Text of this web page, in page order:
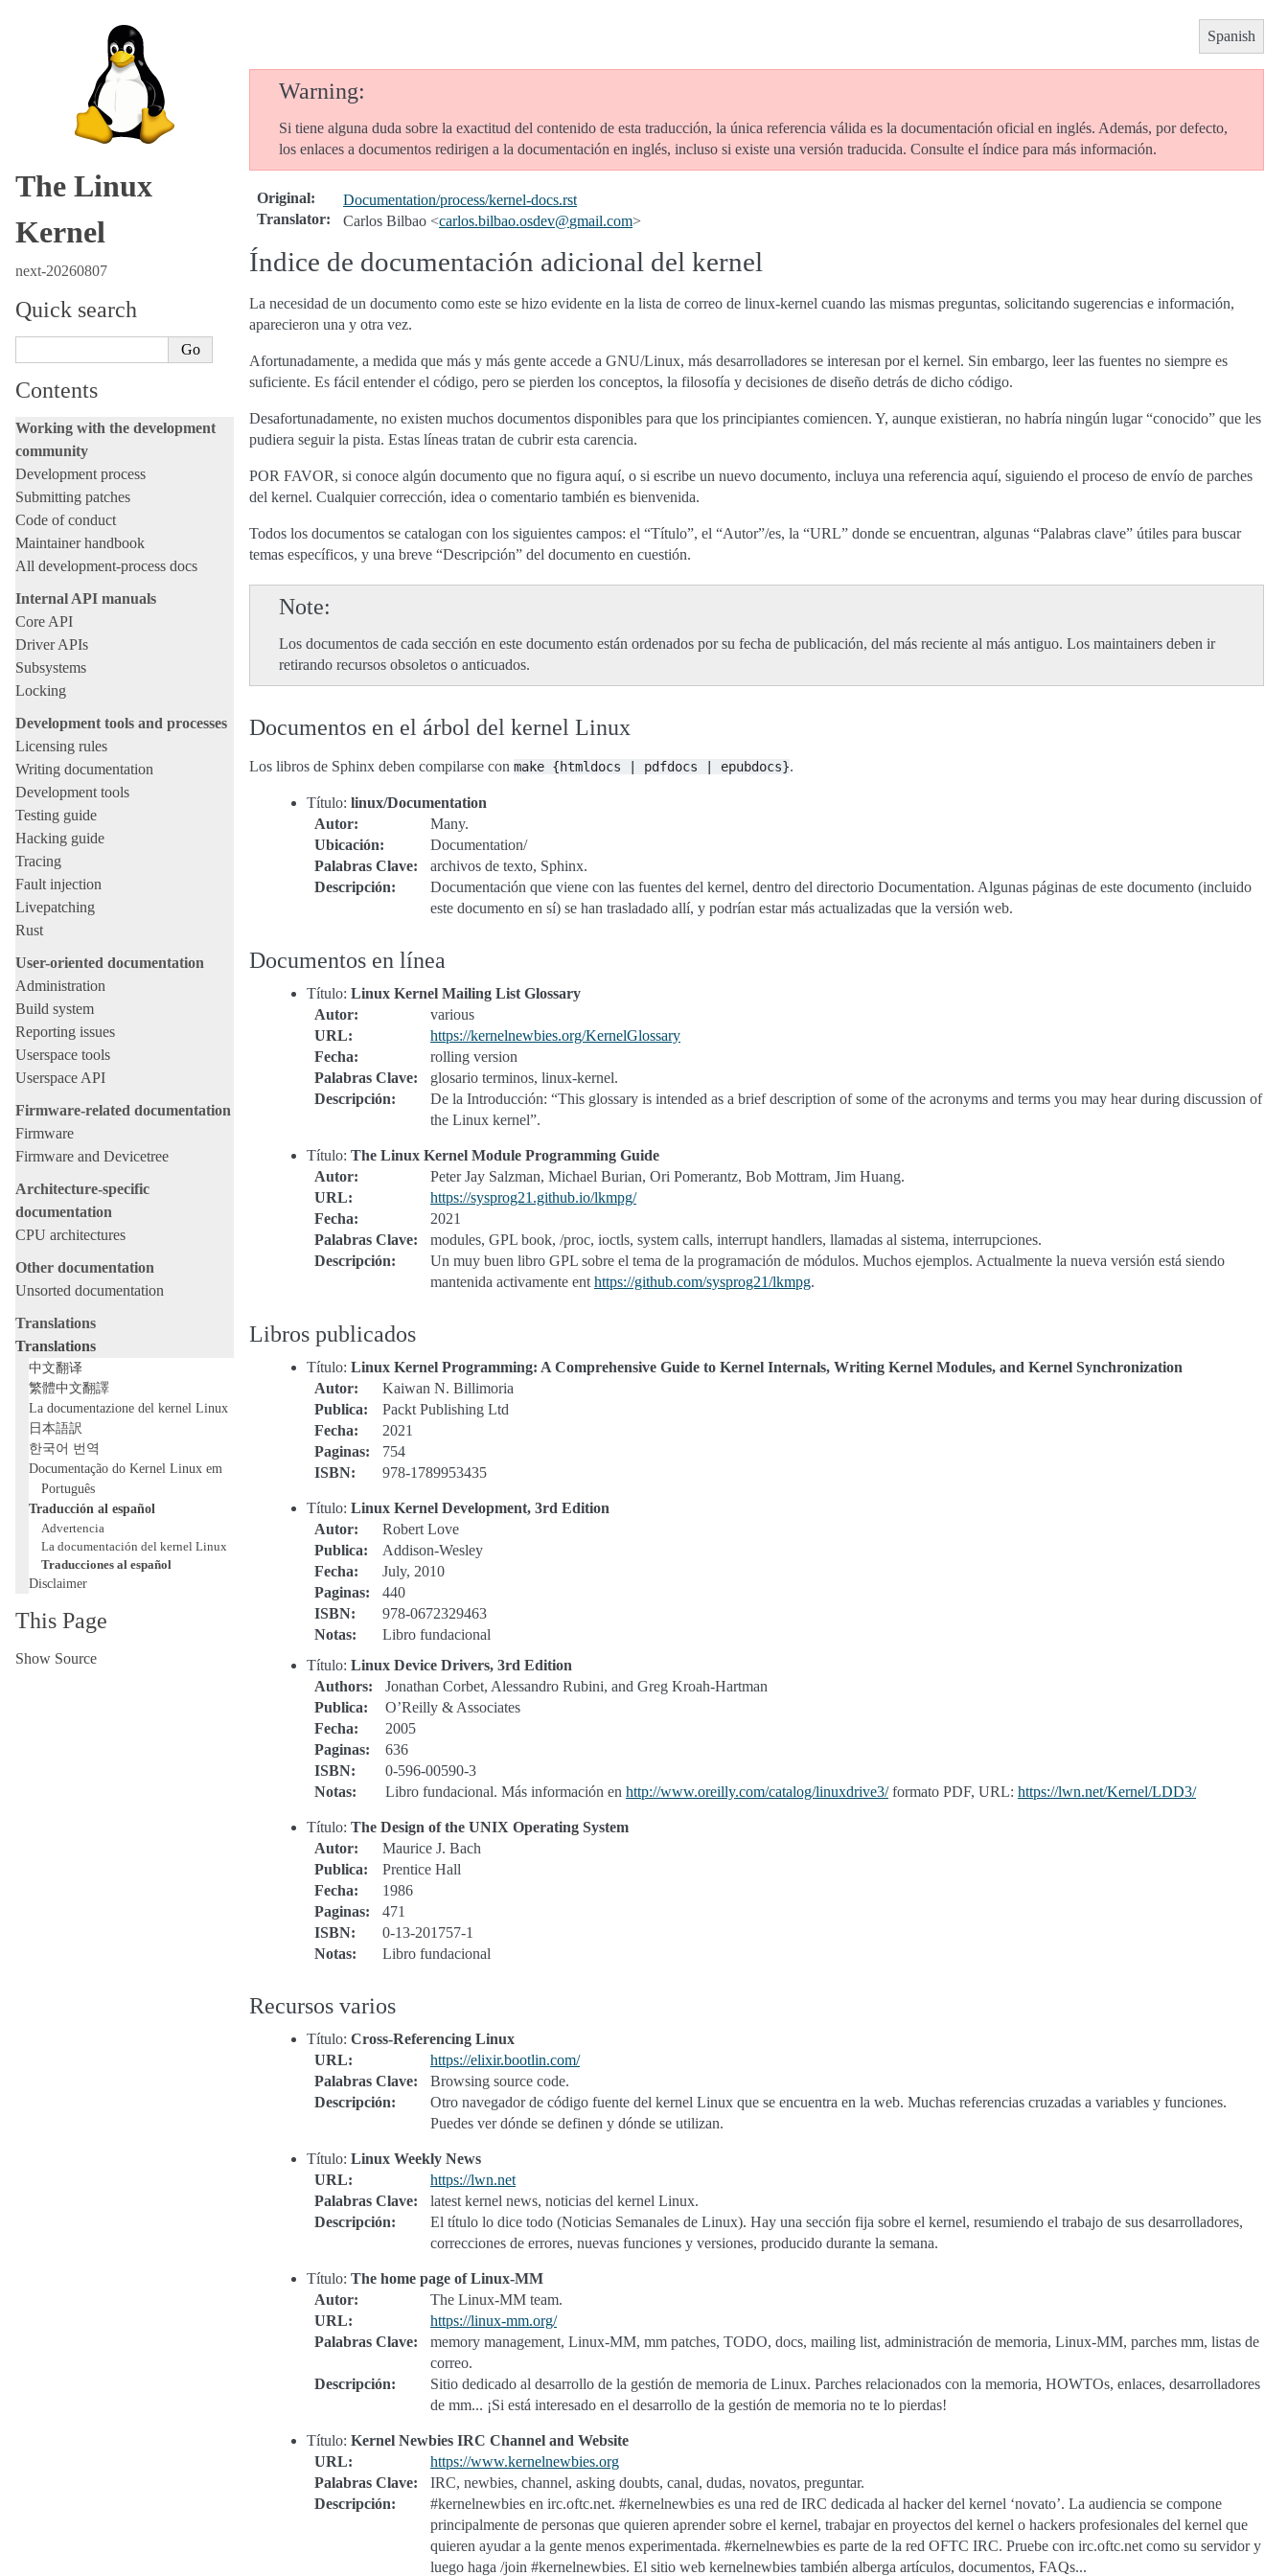
The Linux
Kernel
next-20260807
Quick search
Contents
Working with the development
community
Development process
Submitting patches
Code of conduct
Maintainer handbook
All development-process docs
Internal API manuals
Core API
Driver APIs
Subsystems
Locking
Development tools and processes
Licensing rules
Writing documentation
Development tools
Testing guide
Hacking guide
Tracing
Fault injection
Livepatching
Rust
User-oriented documentation
Administration
Build system
Reporting issues
Userspace tools
Userspace API
Firmware-related documentation
Firmware
Firmware and Devicetree
Architecture-specific
documentation
CPU architectures
Other documentation
Unsorted documentation
Translations
Translations
中文翻译
繁體中文翻譯
La documentazione del kernel Linux
日本語訳
한국어 번역
Documentação do Kernel Linux em
Português
Traducción al español
Advertencia
La documentación del kernel Linux
Traducciones al español
Disclaimer
This Page
Show Source
Spanish
Warning
Si tiene alguna duda sobre la exactitud del contenido de esta traducción, la única referencia válida es la documentación oficial en inglés. Además, por defecto,
los enlaces a documentos redirigen a la documentación en inglés, incluso si existe una versión traducida. Consulte el índice para más información.
Original:
Documentation/process/kernel-docs.rst
Translator: Carlos Bilbao <carlos.bilbao.osdev@gmail.com>
Índice de documentación adicional del kernel
La necesidad de un documento como este se hizo evidente en la lista de correo de linux-kernel cuando las mismas preguntas, solicitando sugerencias e información,
aparecieron una y otra vez.
Afortunadamente, a medida que más y más gente accede a GNU/Linux, más desarrolladores se interesan por el kernel. Sin embargo, leer las fuentes no siempre es
suficiente. Es fácil entender el código, pero se pierden los conceptos, la filosofía y decisiones de diseño detrás de dicho código.
Desafortunadamente, no existen muchos documentos disponibles para que los principiantes comiencen. Y, aunque existieran, no habría ningún lugar “conocido” que les
pudiera seguir la pista. Estas líneas tratan de cubrir esta carencia.
POR FAVOR, si conoce algún documento que no figura aquí, o si escribe un nuevo documento, incluya una referencia aquí, siguiendo el proceso de envío de parches
del kernel. Cualquier corrección, idea o comentario también es bienvenida.
Todos los documentos se catalogan con los siguientes campos: el “Título”, el “Autor”/es, la “URL” donde se encuentran, algunas “Palabras clave” útiles para buscar
temas específicos, y una breve “Descripción” del documento en cuestión.
Note
Los documentos de cada sección en este documento están ordenados por su fecha de publicación, del más reciente al más antiguo. Los maintainers deben ir
retirando recursos obsoletos o anticuados.
Documentos en el árbol del kernel Linux
Los libros de Sphinx deben compilarse con make {htmldocs pdfdocs epubdocs}.
Título: linux/Documentation
Autor:
Many.
Ubicación:
Documentation/
Palabras Clave:
archivos de texto, Sphinx.
Descripción:
Documentación que viene con las fuentes del kernel, dentro del directorio Documentation. Algunas páginas de este documento (incluido
este documento en sí) se han trasladado allí, y podrían estar más actualizadas que la versión web.
Documentos en línea
Título: Linux Kernel Mailing List Glossary
Autor:
various
URL:
https://kernelnewbies.org/KernelGlossary
Fecha:
rolling version
Palabras Clave:
glosario terminos, linux-kernel.
Descripción:
De la Introducción: “This glossary is intended as a brief description of some of the acronyms and terms you may hear during discussion of
the Linux kernel”.
Título: The Linux Kernel Module Programming Guide
Autor:
Peter Jay Salzman, Michael Burian, Ori Pomerantz, Bob Mottram, Jim Huang.
URL:
https://sysprog21.github.io/lkmpg/
Fecha:
2021
Palabras Clave:
modules, GPL book, /proc, ioctls, system calls, interrupt handlers, llamadas al sistema, interrupciones.
Descripción:
Un muy buen libro GPL sobre el tema de la programación de módulos. Muchos ejemplos. Actualmente la nueva versión está siendo
mantenida activamente ent https://github.com/sysprog21/lkmpg.
Libros publicados
Título: Linux Kernel Programming: A Comprehensive Guide to Kernel Internals, Writing Kernel Modules, and Kernel Synchronization
Autor:
Kaiwan N. Billimoria
Publica:
Packt Publishing Ltd
Fecha:
2021
Paginas:
754
ISBN: 978-1789953435
Título: Linux Kernel Development, 3rd Edition
Autor:
Robert Love
Publica:
Addison-Wesley
Fecha:
July, 2010
Paginas:
440
ISBN:
978-0672329463
Notas:
Libro fundacional
Título: Linux Device Drivers, 3rd Edition
Authors:
Jonathan Corbet, Alessandro Rubini, and Greg Kroah-Hartman
Publica:
O’Reilly & Associates
Fecha:
2005
Paginas:
636
ISBN:
0-596-00590-3
Notas: Libro fundacional. Más información en http://www.oreilly.com/catalog/linuxdrive3/formato PDF, URL: https://lwn.net/Kernel/LDD3/
Título: The Design of the UNIX Operating System
Autor:
Maurice J. Bach
Publica:
Prentice Hall
Fecha:
1986
Paginas:
471
ISBN:
0-13-201757-1
Notas: Libro fundacional
Recursos varios
Título: Cross-Referencing Linux
URL:
https://elixir.bootlin.com/
Palabras Clave:
Browsing source code.
Descripción:
Otro navegador de código fuente del kernel Linux que se encuentra en la web. Muchas referencias cruzadas a variables y funciones.
Puedes ver dónde se definen y dónde se utilizan.
Título: Linux Weekly News
URL:
https://lwn.net
Palabras Clave:
latest kernel news, noticias del kernel Linux.
Descripción:
El título lo dice todo (Noticias Semanales de Linux). Hay una sección fija sobre el kernel, resumiendo el trabajo de sus desarrolladores,
correcciones de errores, nuevas funciones y versiones, producido durante la semana.
Título: The home page of Linux-MM
Autor:
The Linux-MM team.
URL:
https://linux-mm.org/
Palabras Clave:
memory management, Linux-MM, mm patches, TODO, docs, mailing list, administración de memoria, Linux-MM, parches mm, listas de
correo.
Descripción:
Sitio dedicado al desarrollo de la gestión de memoria de Linux. Parches relacionados con la memoria, HOWTOs, enlaces, desarrolladores
de mm... ¡Si está interesado en el desarrollo de la gestión de memoria no te lo pierdas!
Título: Kernel Newbies IRC Channel and Website
URL:
https://www.kernelnewbies.org
Palabras Clave:
IRC, newbies, channel, asking doubts, canal, dudas, novatos, preguntar.
Descripción:
#kernelnewbies en irc.oftc.net. #kernelnewbies es una red de IRC dedicada al hacker del kernel ‘novato’. La audiencia se compone
principalmente de personas que quieren aprender sobre el kernel, trabajar en proyectos del kernel o hackers profesionales del kernel que
quieren ayudar a la gente menos experimentada. #kernelnewbies es parte de la red OFTC IRC. Pruebe con irc.oftc.net como su servidor y
luego haga /join #kernelnewbies. El sitio web kernelnewbies también alberga artículos, documentos, FAQs...